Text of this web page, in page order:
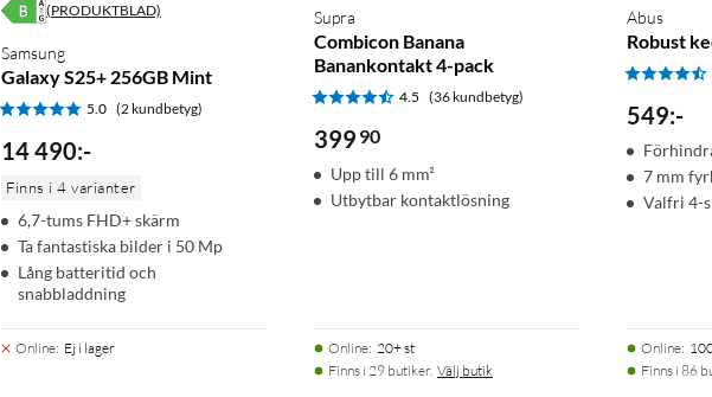
(PRODUKTBLAD)
Samsung
Galaxy S25+ 256GB Mint
5.0 (2 kundbetyg)
14 490:-
Finns i 4 varianter
6,7-tums FHD+ skärm
Ta fantastiska bilder i 50 Mp
Lång batteritid och
snabbladdning
Online: Ej i lager
Supra
Combicon Banana
Banankontakt 4-pack
4.5 (36 kundbetyg)
399 90
Upp till 6 mm²
Utbytbar kontaktlösning
Online: 20+ st
Finns i 29 butiker. Välj butik
Abus
Robust
549:-
7 mm
Valfri 4-
Online:
Finns i 86